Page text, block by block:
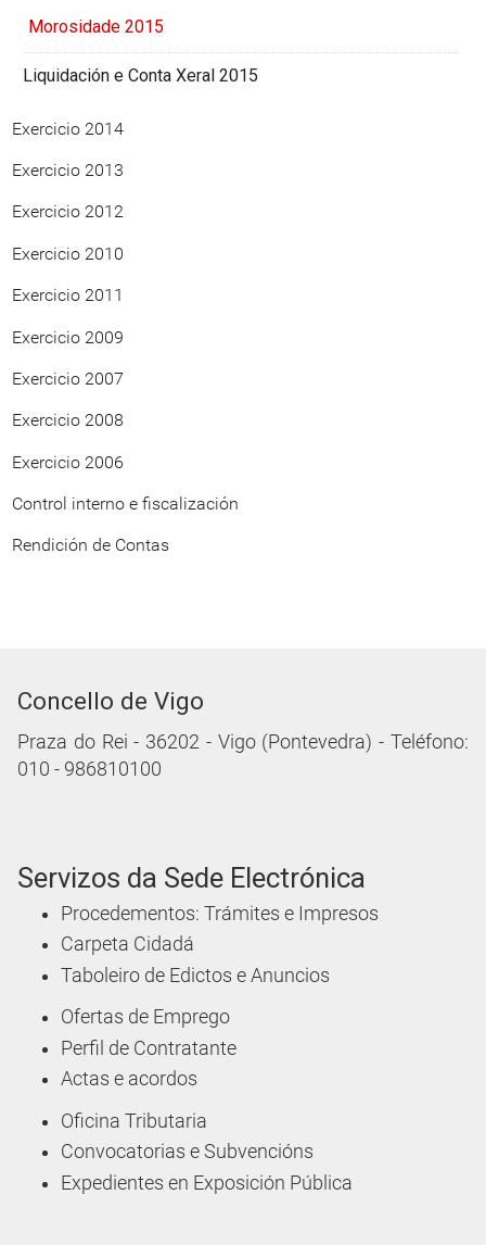
Morosidade 2015
Liquidación e Conta Xeral 2015
Exercicio 2014
Exercicio 2013
Exercicio 2012
Exercicio 2010
Exercicio 2011
Exercicio 2009
Exercicio 2007
Exercicio 2008
Exercicio 2006
Control interno e fiscalización
Rendición de Contas
Concello de Vigo
Praza do Rei - 36202 - Vigo (Pontevedra) - Teléfono:
010 - 986810100
Servizos da Sede Electrónica
Procedementos: Trámites e Impresos
Carpeta Cidadá
Taboleiro de Edictos e Anuncios
Ofertas de Emprego
Perfil de Contratante
Actas e acordos
Oficina Tributaria
Convocatorias e Subvencións
Expedientes en Exposición Pública